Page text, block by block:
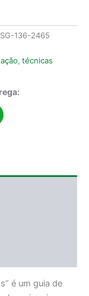
136-2465
, técnicas
é um guia de